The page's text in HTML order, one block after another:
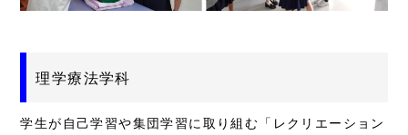
理学療法学科
学生が自己学習や集団学習に取り組む「レクリエーション